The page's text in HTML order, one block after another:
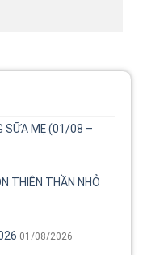
SỮA MẸ (01/08 –
THIÊN THẦN NHỎ
01/08/2026